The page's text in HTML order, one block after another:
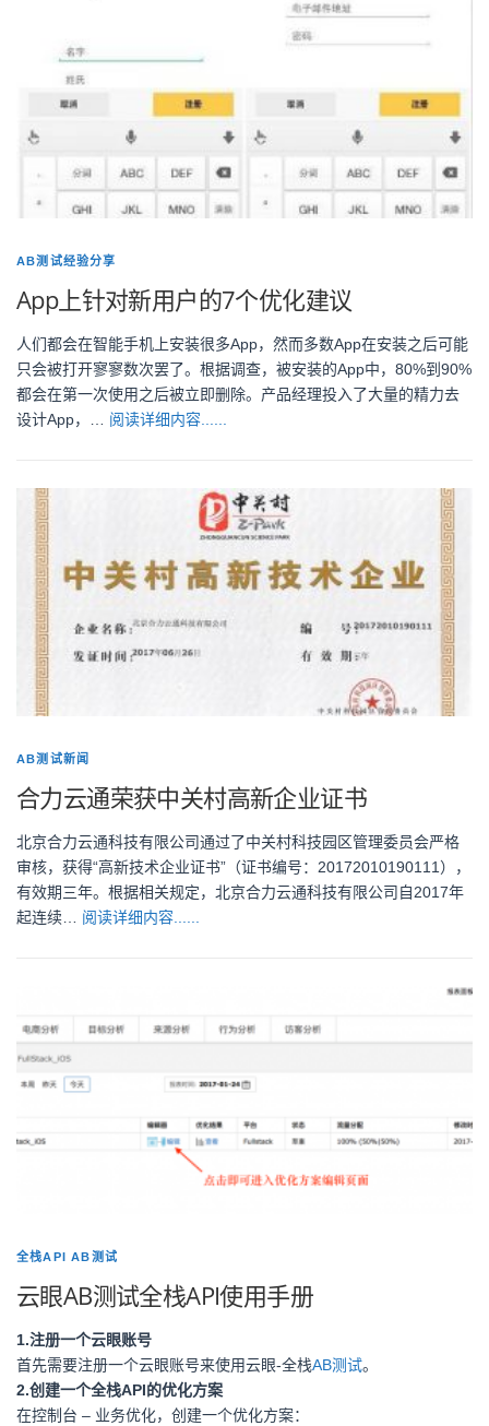
AB测试经验分享
App上针对新用户的7个优化建议
人们都会在智能手机上安装很多App，然而多数App在安装之后可能
只会被打开寥寥数次罢了。根据调查，被安装的App中，80%到90%
都会在第一次使用之后被立即删除。产品经理投入了大量的精力去
设计App，… 阅读详细内容......
AB测试新闻
合力云通荣获中关村高新企业证书
北京合力云通科技有限公司通过了中关村科技园区管理委员会严格
审核，获得“高新技术企业证书”（证书编号：20172010190111），
有效期三年。根据相关规定，北京合力云通科技有限公司自2017年
起连续… 阅读详细内容......
全栈API AB测试
云眼AB测试全栈API使用手册
1.注册一个云眼账号
首先需要注册一个云眼账号来使用云眼-全栈AB测试。
2.创建一个全栈API的优化方案
在控制台 – 业务优化，创建一个优化方案：